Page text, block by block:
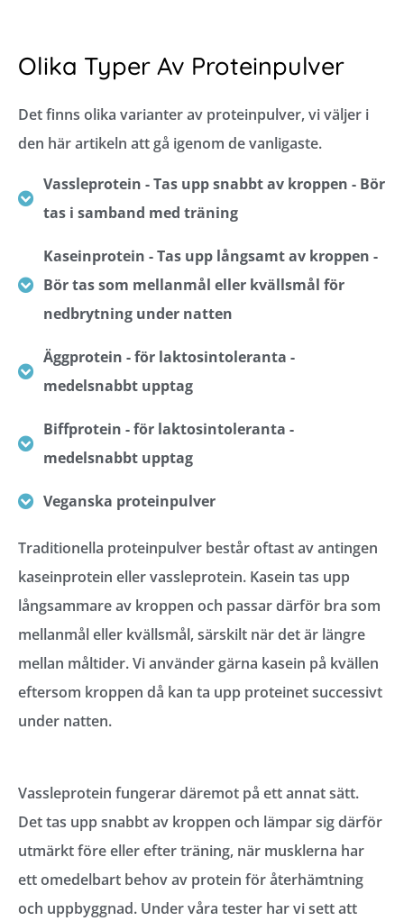
Olika Typer Av Proteinpulver
Det finns olika varianter av proteinpulver, vi väljer i
den här artikeln att gå igenom de vanligaste.
Vassleprotein - Tas upp snabbt av kroppen - Bör
tas i samband med träning
Kaseinprotein - Tas upp långsamt av kroppen -
Bör tas som mellanmål eller kvällsmål för
nedbrytning under natten
Äggprotein - för laktosintoleranta -
medelsnabbt upptag
Biffprotein - för laktosintoleranta -
medelsnabbt upptag
Veganska proteinpulver
Traditionella proteinpulver består oftast av antingen
kaseinprotein eller vassleprotein. Kasein tas upp
långsammare av kroppen och passar därför bra som
mellanmål eller kvällsmål, särskilt när det är längre
mellan måltider. Vi använder gärna kasein på kvällen
eftersom kroppen då kan ta upp proteinet successivt
under natten.
Vassleprotein fungerar däremot på ett annat sätt.
Det tas upp snabbt av kroppen och lämpar sig därför
utmärkt före eller efter träning, när musklerna har
ett omedelbart behov av protein för återhämtning
och uppbyggnad. Under våra tester har vi sett att